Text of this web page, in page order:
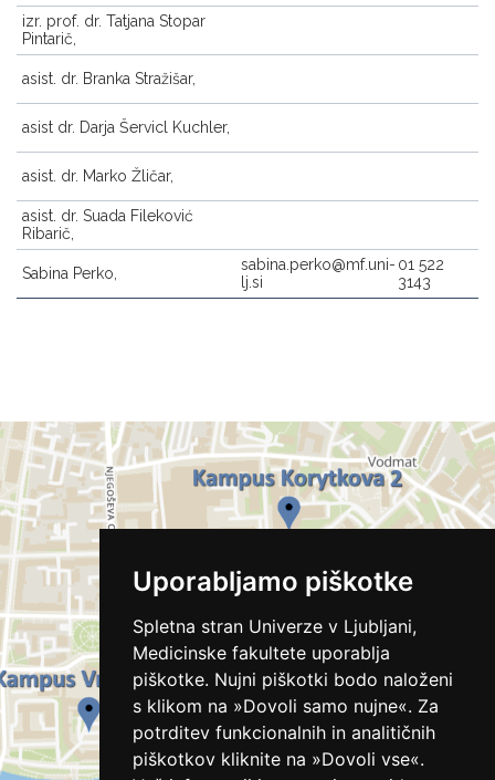
Uporabljamo piškotke
Spletna stran Univerze v Ljubljani,
Medicinske fakultete uporablja
piškotke. Nujni piškotki bodo naloženi
s klikom na »Dovoli samo nujne«. Za
potrditev funkcionalnih in analitičnih
piškotkov kliknite na »Dovoli vse«.
izr. prof. dr. Tatjana Stopar
Pintarič,
asist. dr. Branka Stražišar,
asist dr. Darja Šervicl Kuchler,
asist. dr. Marko Žličar,
asist. dr. Suada Fileković
Ribarič,
Sabina Perko,
sabina.perko@mf.uni-
lj.si
01 522
3143